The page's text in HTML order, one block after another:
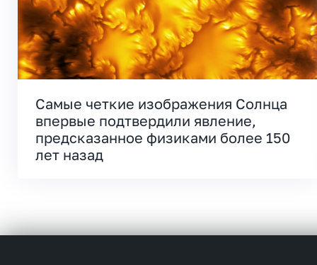
Самые четкие изображения Солнца
впервые подтвердили явление,
предсказанное физиками более 150
лет назад